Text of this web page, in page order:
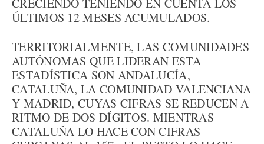
CRECIENDO TENIENDO EN CUENTA LOS
ÚLTIMOS 12 MESES ACUMULADOS.
TERRITORIALMENTE, LAS COMUNIDADES
AUTÓNOMAS QUE LIDERAN ESTA
ESTADÍSTICA SON ANDALUCÍA,
CATALUÑA, LA COMUNIDAD VALENCIANA
Y MADRID, CUYAS CIFRAS SE REDUCEN A
RITMO DE DOS DÍGITOS. MIENTRAS
CATALUÑA LO HACE CON CIFRAS